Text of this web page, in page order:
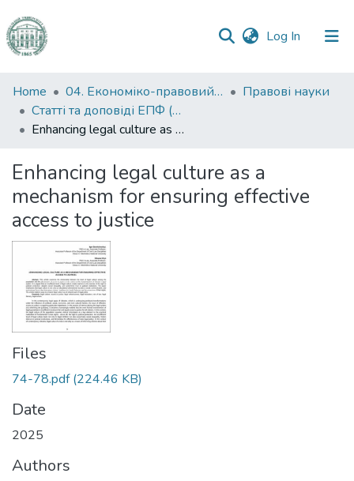
Log In (current)
Communities
&
Collections
Statistics
Home 04. Економіко-правовий факультет
Правові науки
Статті та доповіді ЕПФ (Правові науки)
Enhancing legal culture as a mechanism for ensuring effective access to justice
Enhancing legal culture as a
mechanism for ensuring effective
access to justice
Files
74-78.pdf(224.46 KB)
Date
2025
Authors